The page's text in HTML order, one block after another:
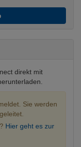
direkt mit
Sie werden
Hier geht es zur